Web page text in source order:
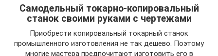
Самодельный токарно-копировальный
станок своими руками с чертежами
Приобрести копировальный токарный станок
промышленного изготовления не так дешево. Поэтому
многие мастера предпочитают изготовить его в